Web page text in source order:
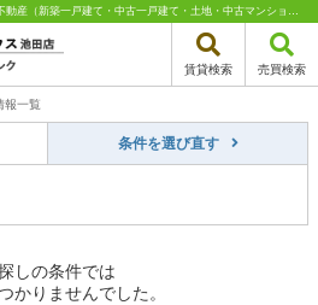
中古マンション｜池田市、川西市エリアの不動産（新築一戸建て・中古一戸建て・土地・中古マンション）はピタットハウス池田店 株式会社ニチレク
賃貸検索 売買検索
報一覧
条件を選び直す
しの条件では
かりませんでした。